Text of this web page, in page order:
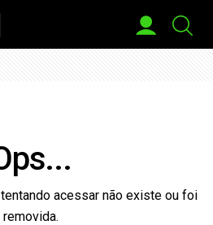
acessar não existe ou foi
removida.